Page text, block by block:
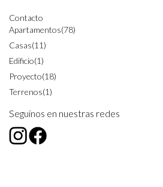
Contacto
Apartamentos(78)
Casas(11)
Edificio(1)
Proyecto(18)
Terrenos(1)
Seguinos en nuestras redes